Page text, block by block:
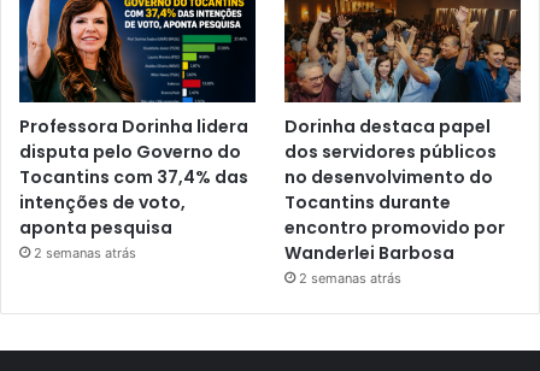
Professora Dorinha lidera
disputa pelo Governo do
Tocantins com 37,4% das
intenções de voto,
aponta pesquisa
2 semanas atrás
Dorinha destaca papel
dos servidores públicos
no desenvolvimento do
Tocantins durante
encontro promovido por
Wanderlei Barbosa
2 semanas atrás